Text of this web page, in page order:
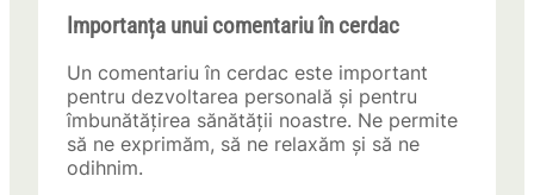
Importanța unui comentariu în cerdac
Un comentariu în cerdac este important
pentru dezvoltarea personală și pentru
îmbunătățirea sănătății noastre. Ne permite
să ne exprimăm, să ne relaxăm și să ne
odihnim.